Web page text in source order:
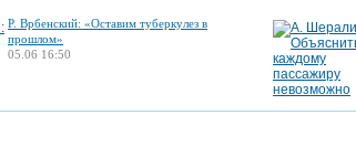
Р. Врбенский: «Оставим туберкулез в
прошлом»
05.06 16:50